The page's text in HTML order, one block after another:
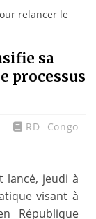
relancer le
sa
processus
RD Congo
lancé, jeudi à
visant à
République